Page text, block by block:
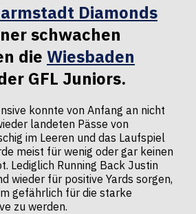
Diamonds
schwachen
die Wiesbaden
GFL Juniors.
konnte von Anfang an nicht
landeten Pässe von
im Leeren und das Laufspiel
meist für wenig oder gar keinen
Lediglich Running Back Justin
wieder für positive Yards sorgen,
gefährlich für die starke
zu werden.